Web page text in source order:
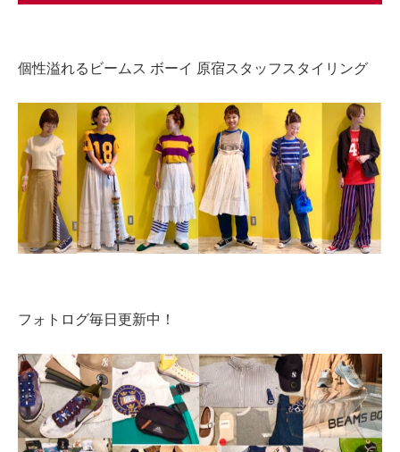
個性溢れるビームス ボーイ 原宿スタッフスタイリング
フォトログ毎日更新中！